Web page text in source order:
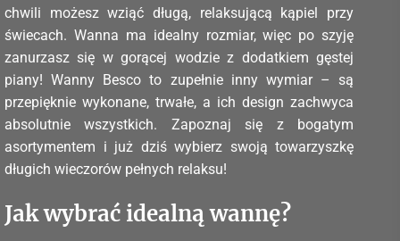
chwili możesz wziąć długą, relaksującą kąpiel przy
świecach. Wanna ma idealny rozmiar, więc po szyję
zanurzasz się w gorącej wodzie z dodatkiem gęstej
piany! Wanny Besco to zupełnie inny wymiar – są
przepięknie wykonane, trwałe, a ich design zachwyca
absolutnie wszystkich. Zapoznaj się z bogatym
asortymentem i już dziś wybierz swoją towarzyszkę
długich wieczorów pełnych relaksu!
Jak wybrać idealną wannę?